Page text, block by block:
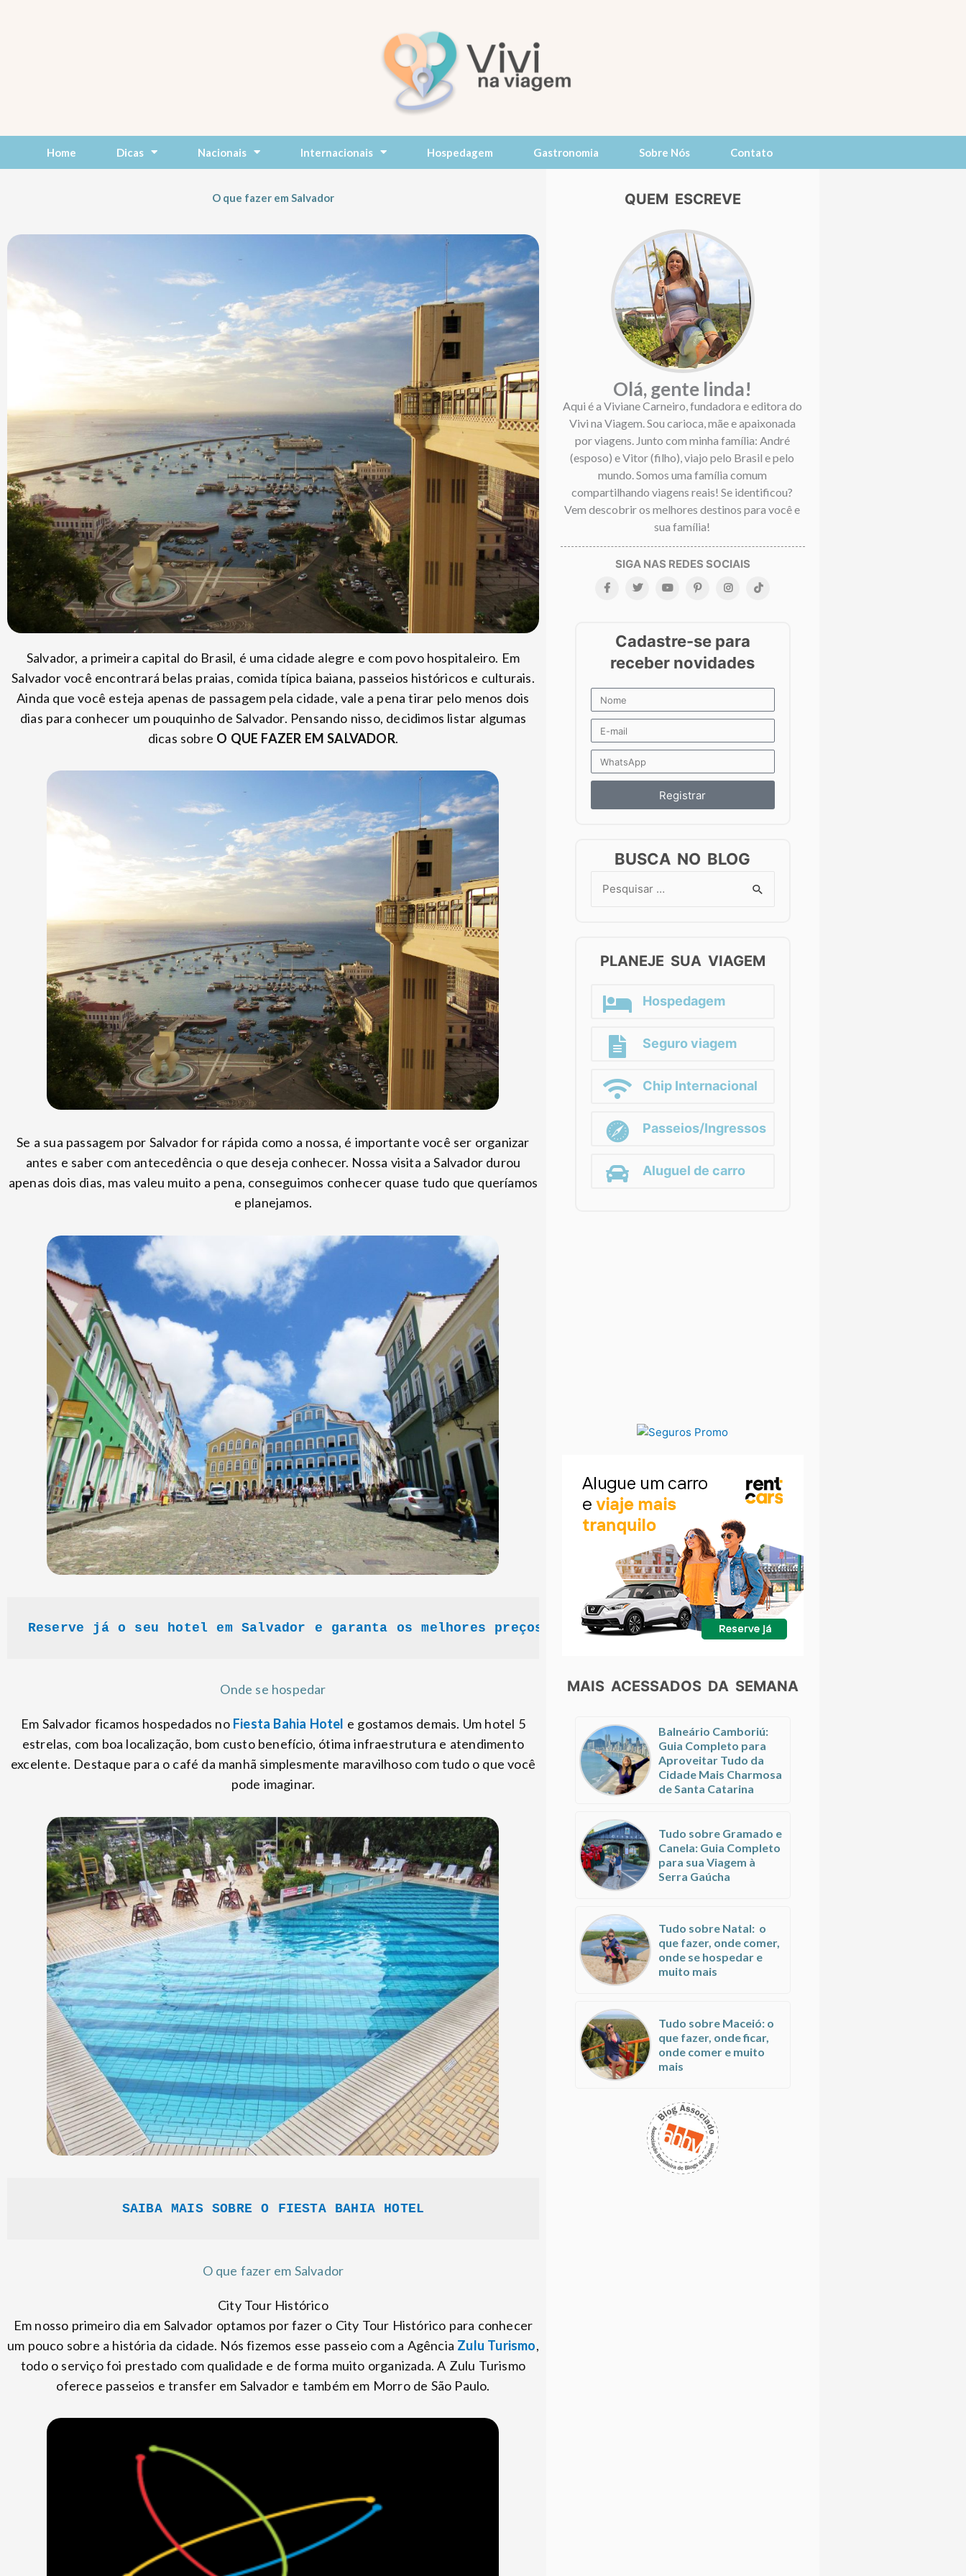
Home Dicas Nacionais Internacionais Hospedagem Gastronomia Sobre Nós Contato
O que fazer em Salvador
Salvador, a primeira capital do Brasil, é uma cidade alegre e com povo hospitaleiro. Em
Salvador você encontrará belas praias, comida típica baiana, passeios históricos e culturais.
Ainda que você esteja apenas de passagem pela cidade, vale a pena tirar pelo menos dois
dias para conhecer um pouquinho de Salvador. Pensando nisso, decidimos listar algumas
dicas sobre O QUE FAZER EM SALVADOR.
Se a sua passagem por Salvador for rápida como a nossa, é importante você ser organizar
antes e saber com antecedência o que deseja conhecer. Nossa visita a Salvador durou
apenas dois dias, mas valeu muito a pena, conseguimos conhecer quase tudo que queríamos
e planejamos.
Reserve já o seu hotel em Salvador e garanta os melhores preços!
Onde se hospedar
Em Salvador ficamos hospedados no Fiesta Bahia Hotel e gostamos demais. Um hotel 5
estrelas, com boa localização, bom custo benefício, ótima infraestrutura e atendimento
excelente. Destaque para o café da manhã simplesmente maravilhoso com tudo o que você
pode imaginar.
SAIBA MAIS SOBRE O FIESTA BAHIA HOTEL
O que fazer em Salvador
City Tour Histórico
Em nosso primeiro dia em Salvador optamos por fazer o City Tour Histórico para conhecer
um pouco sobre a história da cidade. Nós fizemos esse passeio com a Agência Zulu Turismo,
todo o serviço foi prestado com qualidade e de forma muito organizada. A Zulu Turismo
oferece passeios e transfer em Salvador e também em Morro de São Paulo.
QUEM ESCREVE
Olá, gente linda!
Aqui é a Viviane Carneiro, fundadora e editora do
Vivi na Viagem. Sou carioca, mãe e apaixonada
por viagens. Junto com minha família: André
(esposo) e Vitor (filho), viajo pelo Brasil e pelo
mundo. Somos uma família comum
compartilhando viagens reais! Se identificou?
Vem descobrir os melhores destinos para você e
sua família!
Registrar
BUSCA NO BLOG
Search
PLANEJE SUA VIAGEM
Hospedagem
Seguro viagem
Chip Internacional
Passeios/Ingressos
Aluguel de carro
MAIS ACESSADOS DA SEMANA
Balneário Camboriú:
Guia Completo para
Aproveitar Tudo da
Cidade Mais Charmosa
de Santa Catarina
Tudo sobre Gramado e
Canela: Guia Completo
para sua Viagem à
Serra Gaúcha
Tudo sobre Natal: o
que fazer, onde comer,
onde se hospedar e
muito mais
Tudo sobre Maceió: o
que fazer, onde ficar,
onde comer e muito
mais